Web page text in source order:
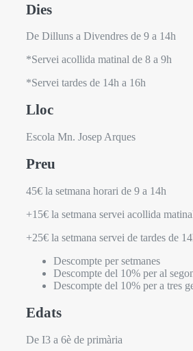
Dies
De Dilluns a Divendres de 9 a 14h
*Servei acollida matinal de 8 a 9h
*Servei tardes de 14h a 16h
Lloc
Escola Mn. Josep Arques
Preu
45€ la setmana horari de 9 a 14h
+15€ la setmana servei acollida
+25€ la setmana servei de tardes de
Descompte per setmanes
Descompte del 10% per al
Descompte del 10% per a tres
Edats
De I3 a 6è de primària